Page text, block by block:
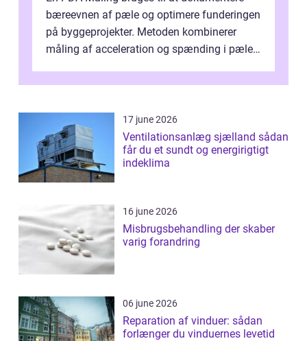
bæreevnen af pæle og optimere funderingen
på byggeprojekter. Metoden kombinerer
måling af acceleration og spænding i pælen,
17 june 2026
Ventilationsanlæg sjælland sådan
får du et sundt og energirigtigt
indeklima
16 june 2026
Misbrugsbehandling der skaber
varig forandring
06 june 2026
Reparation af vinduer: sådan
forlænger du vinduernes levetid